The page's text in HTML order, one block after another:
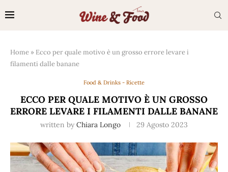
Home » Ecco per quale motivo è un grosso errore levare i
filamenti dalle banane
Food & Drinks - Ricette
ECCO PER QUALE MOTIVO È UN GROSSO
ERRORE LEVARE I FILAMENTI DALLE BANANE
written by Chiara Longo 29 Agosto 2023